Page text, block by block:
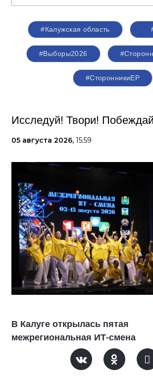
#Калужская область
#Выборы2026
#СторонникиЕР
Исследуй! Твори!
05 августа 2026, 15:59
В Калуге открылась пятая
межрегиональная ИТ-смена